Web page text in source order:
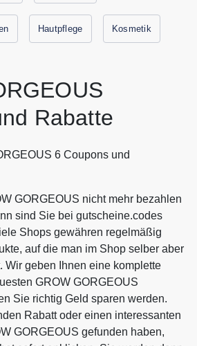
Gorgeous findest Du immer hier
Hautpflege Kosmetik
Rabatte
6 Coupons und
GORGEOUS nicht mehr bezahlen
sind Sie bei gutscheine.codes
Shops gewähren regelmäßig
auf die man im Shop selber aber
Wir geben Ihnen eine komplette
GROW GORGEOUS
Sie richtig Geld sparen werden.
Rabatt oder einen interessanten
GORGEOUS gefunden haben,